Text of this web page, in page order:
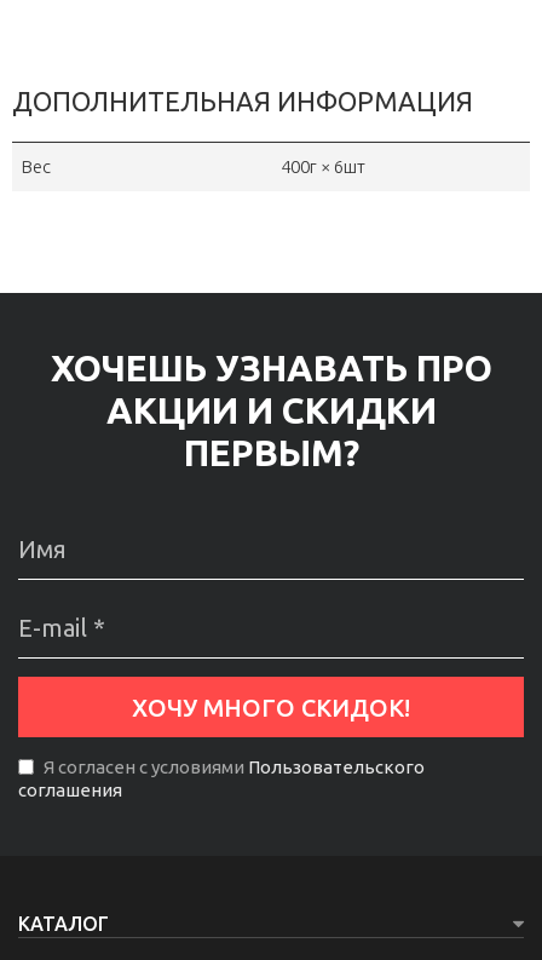
ДОПОЛНИТЕЛЬНАЯ ИНФОРМАЦИЯ
Вес 400г × 6шт
ХОЧЕШЬ УЗНАВАТЬ ПРО
АКЦИИ И СКИДКИ
ПЕРВЫМ?
Я согласен с условиями Пользовательского
соглашения
КАТАЛОГ